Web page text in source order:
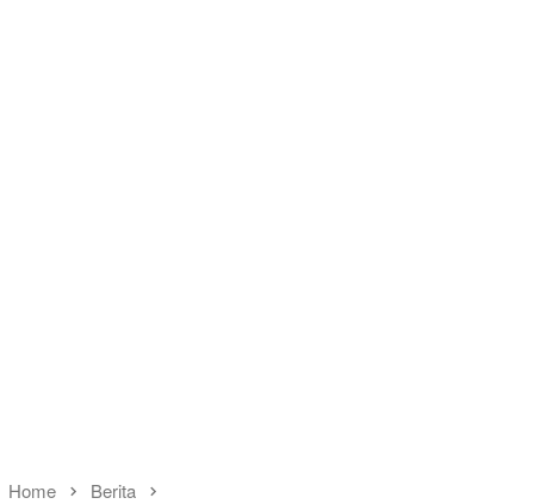
Home Berita